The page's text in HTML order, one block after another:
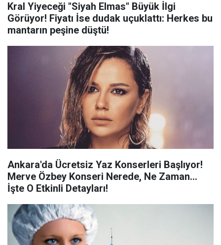
Kral Yiyeceği "Siyah Elmas" Büyük İlgi
Görüyor! Fiyatı İse dudak uçuklattı: Herkes bu
mantarın peşine düştü!
Ankara'da Ücretsiz Yaz Konserleri Başlıyor!
Merve Özbey Konseri Nerede, Ne Zaman...
İşte O Etkinli Detayları!